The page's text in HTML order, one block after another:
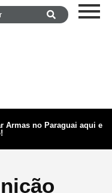
Armas no Paraguai aqui e